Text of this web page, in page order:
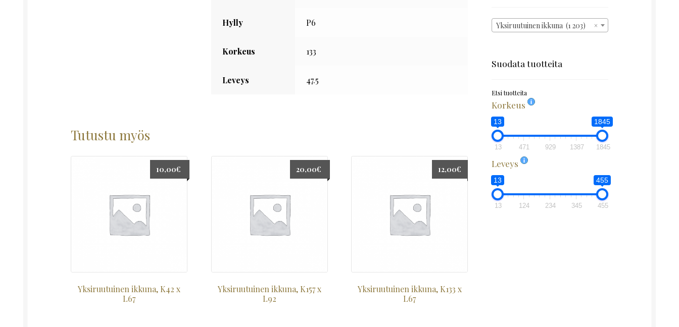
Hylly P6
Korkeus 133
Leveys 47.5
Tutustu myös
Yksiruutuinen ikkuna, K42 x
L67
10,00€
Yksiruutuinen ikkuna, K157 x
L92
20,00€
Yksiruutuinen ikkuna, K133 x
L67
12,00€
×
Yksiruutuinen ikkuna (1 203)
Suodata tuotteita
Etsi tuotteita
Korkeus
13 1845
13 471 929 1387 1845
Leveys
13 455
13 124 234 345 455